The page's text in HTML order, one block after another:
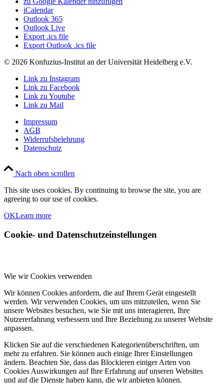
iCalendar
Outlook 365
Outlook Live
Export .ics file
Export Outlook .ics file
© 2026 Konfuzius-Institut an der Universität Heidelberg e.V.
Link zu Instagram
Link zu Facebook
Link zu Youtube
Link zu Mail
Impressum
AGB
Widerrufsbelehrung
Datenschutz
Nach oben scrollen
This site uses cookies. By continuing to browse the site, you are
agreeing to our use of cookies.
OKLearn more
Cookie- und Datenschutzeinstellungen
Wie wir Cookies verwenden
Wir können Cookies anfordern, die auf Ihrem Gerät eingestellt
werden. Wir verwenden Cookies, um uns mitzuteilen, wenn Sie
unsere Websites besuchen, wie Sie mit uns interagieren, Ihre
Nutzererfahrung verbessern und Ihre Beziehung zu unserer Website
anpassen.
Klicken Sie auf die verschiedenen Kategorienüberschriften, um
mehr zu erfahren. Sie können auch einige Ihrer Einstellungen
ändern. Beachten Sie, dass das Blockieren einiger Arten von
Cookies Auswirkungen auf Ihre Erfahrung auf unseren Websites
und auf die Dienste haben kann, die wir anbieten können.